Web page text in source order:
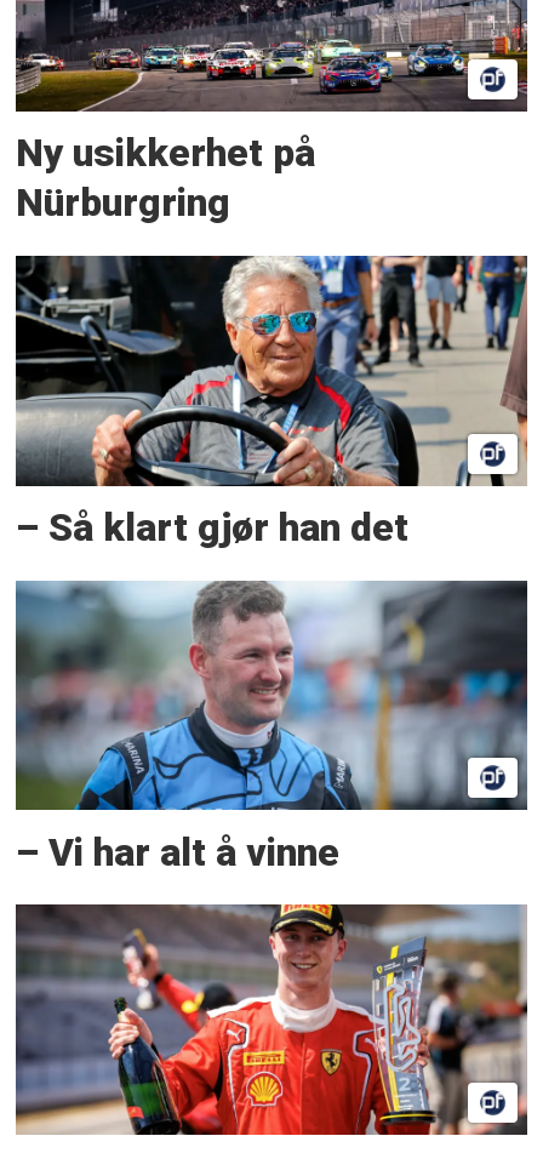
Ny usikkerhet på
Nürburgring
– Så klart gjør han det
– Vi har alt å vinne